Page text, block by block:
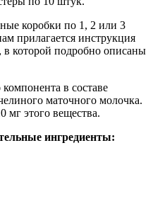
коробки по 1, 2 или 3
прилагается инструкция
которой подробно описаны
в составе
маточного молочка.
мг этого вещества.
ингредиенты: